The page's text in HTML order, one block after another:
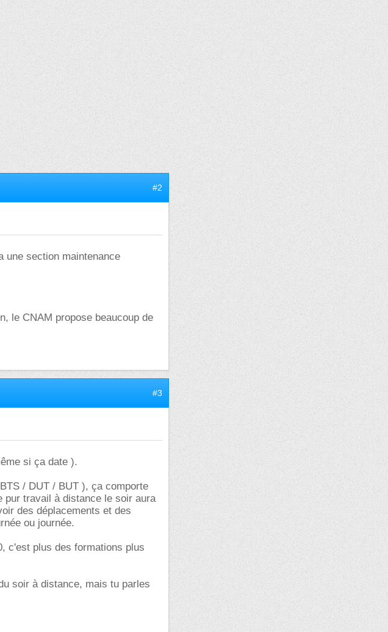
#2
une section maintenance
le CNAM propose beaucoup de
#3
si ça date ).
/ DUT / BUT ), ça comporte
travail à distance le soir aura
des déplacements et des
ou journée.
c'est plus des formations plus
soir à distance, mais tu parles